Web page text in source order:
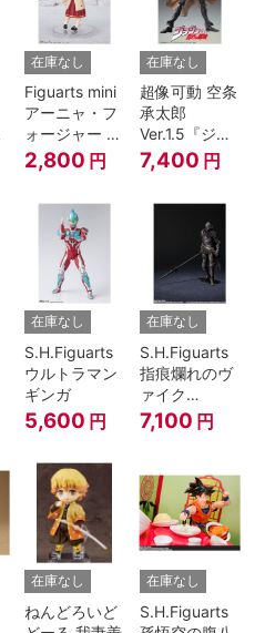
在庫なし
Figuarts mini
アーニャ・フ
ォージャー -
おでけけこー
で-
2,800 円
在庫なし
超像可動 空条
承太郎
Ver.1.5『ジョ
ジョの奇妙な
冒険 第3部』
7,400 円
在庫なし
S.H.Figuarts
ウルトラマン
ギンガ
5,600 円
在庫なし
S.H.Figuarts
指痕爛れのヴ
ァイク
『ELDEN
RING』
7,100 円
在庫なし
ねんどろいど
在庫なし
S.H.Figuarts